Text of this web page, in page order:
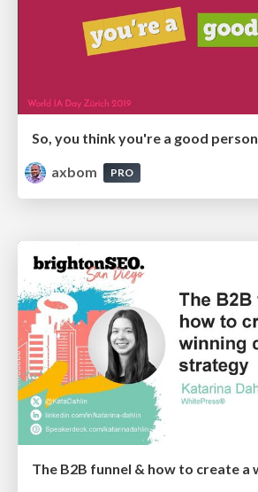
So, you think you're a good person
axbom
PRO